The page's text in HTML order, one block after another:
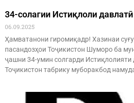
34-солагии Истиқлоли
06.09.2025
Ҳамватанони гиромиқадр! Хазинаи
пасандозҳои Тоҷикистон Шуморо ба
ҷашни 34-умин солгарди Истиқлолияти
Тоҷикистон табрику муборакбод